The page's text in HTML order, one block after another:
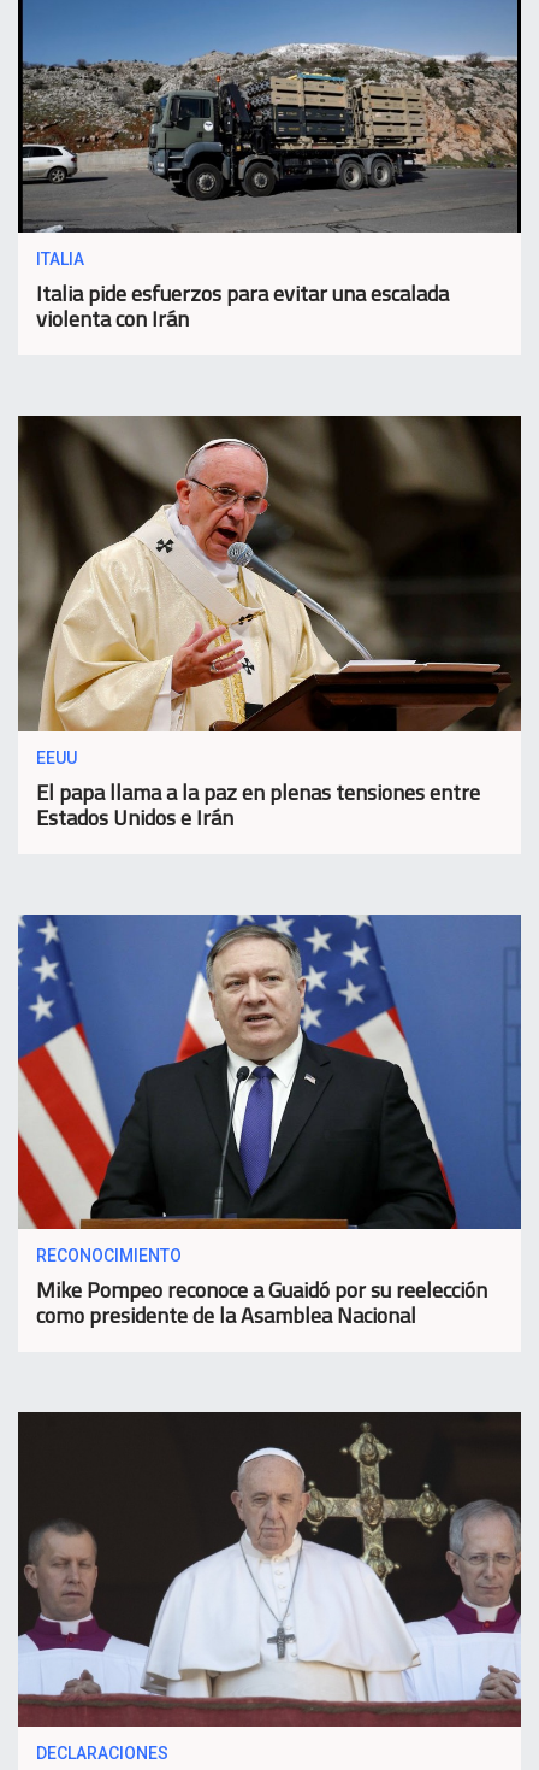
ITALIA
Italia pide esfuerzos para evitar una escalada
violenta con Irán
EEUU
El papa llama a la paz en plenas tensiones entre
Estados Unidos e Irán
RECONOCIMIENTO
Mike Pompeo reconoce a Guaidó por su reelección
como presidente de la Asamblea Nacional
DECLARACIONES